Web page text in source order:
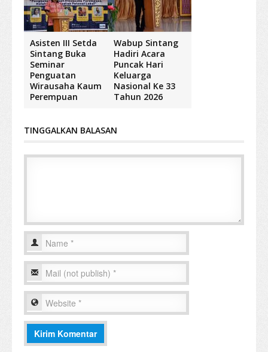
Asisten III Setda
Sintang Buka
Seminar
Penguatan
Wirausaha Kaum
Perempuan
Wabup Sintang
Hadiri Acara
Puncak Hari
Keluarga
Nasional Ke 33
Tahun 2026
TINGGALKAN BALASAN